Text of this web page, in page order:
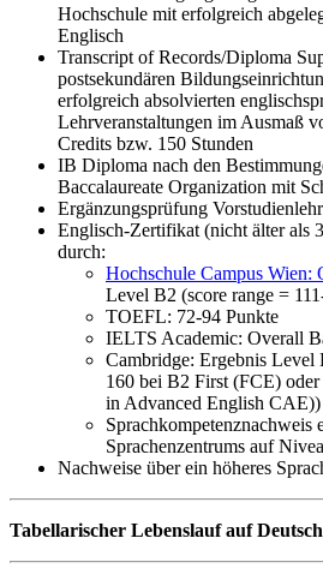
Hochschule mit erfolgreich
Englisch
Transcript of Records/Diploma
postsekundären
erfolgreich absolvierten
Lehrveranstaltungen im Ausmaß
Credits bzw. 150 Stunden
IB Diploma nach den
Baccalaureate Organization mit
Ergänzungsprüfung
Englisch-Zertifikat (nicht älter als
durch:
Hochschule Campus Wien:
Level B2 (score range =
TOEFL: 72-94 Punkte
IELTS Academic: Overall
Cambridge: Ergebnis Level
160 bei B2 First (FCE)
in Advanced English CAE))
Sprachkompetenznachweis
Sprachenzentrums auf
Nachweise über ein höheres
Tabellarischer Lebenslauf auf Deutsch